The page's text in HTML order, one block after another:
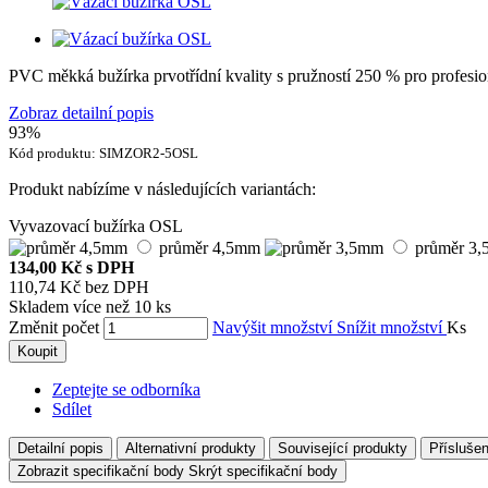
PVC měkká bužírka prvotřídní kvality s pružností 250 % pro
Zobraz detailní popis
93%
Kód produktu: SIMZOR2-5OSL
Produkt nabízíme v následujících variantách:
Vyvazovací bužírka OSL
průměr 4,5mm
průměr
134,00 Kč s DPH
110,74 Kč bez DPH
Skladem více než 10 ks
Změnit počet
Navýšit množství Snížit množstvíKs
Koupit
Zeptejte se odborníka
Sdílet
Detailní popis Alternativní produkty Související produkty
Zobrazit specifikační body Skrýt specifikační body